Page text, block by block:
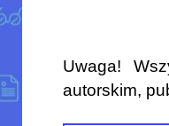
Uwaga!
autorskim,